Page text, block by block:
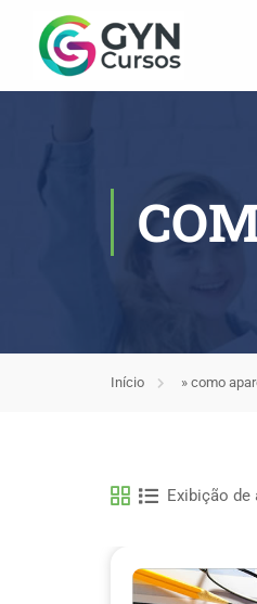
Início » como
Exibição de